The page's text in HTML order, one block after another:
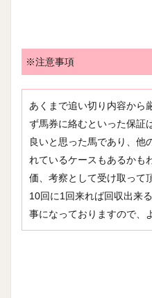
※注意事項
あくまで追い切り内容から
ず馬券に絡むといった保証
良いと思った馬であり、他
れているケースもあるかも
価、考察として受け取って
10回に1回来れば回収出来
事になっておりますので、